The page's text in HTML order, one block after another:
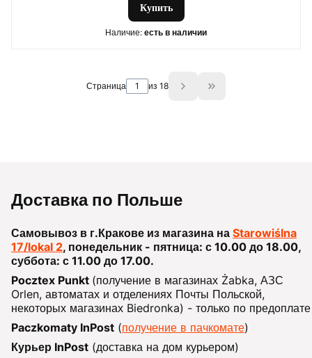
Купить
Наличие: есть в наличии
Страница из 18 Go to the last page
Доставка по Польше
Самовывоз в г.Кракове из магазина на Starowiślna
17/lokal 2, понедельник - пятница: с 10.00 до 18.00,
суббота: с 11.00 до 17.00.
Pocztex Punkt (получение в магазинах Żabka, АЗС
Orlen, автоматах и отделениях Почты Польской,
некоторых магазинах Biedronka) - только по предоплате
Paczkomaty InPost (получение в пачкомате)
Курьер InPost (доставка на дом курьером)